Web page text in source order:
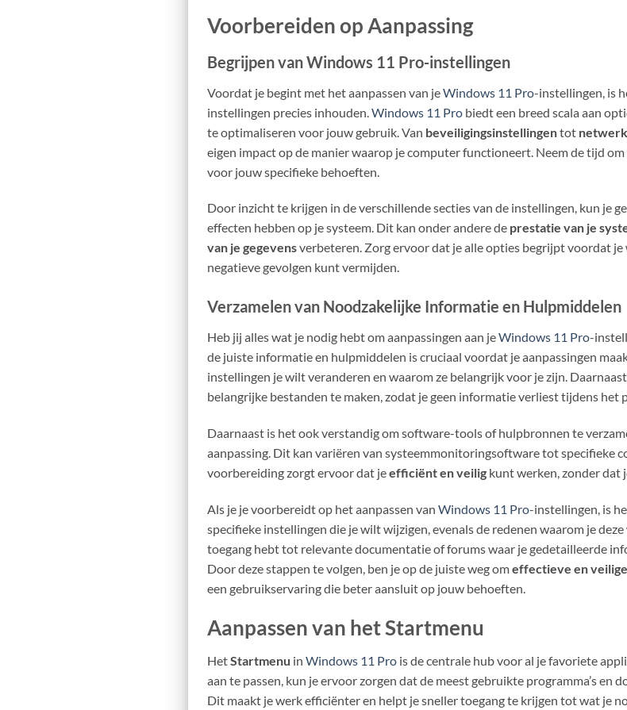
Voorbereiden op Aanpassing
Begrijpen van Windows 11 Pro-instellingen
Voordat je begint met het aanpassen van jeWindows 11 Pro-instellingen, is
instellingen precies inhouden. Windows 11 Pro biedt een breed scala aan
te optimaliseren voor jouw gebruik. Van beveiligingsinstellingentot
eigen impact op de manier waarop je computer functioneert. Neem de tijd
voor jouw specifieke behoeften.
Door inzicht te krijgen in de verschillende secties van de instellingen, kun je
effecten hebben op je systeem. Dit kan onder andere de prestatie van je
van je gegevensverbeteren. Zorg ervoor dat je alle opties begrijpt voordat
negatieve gevolgen kunt vermijden.
Verzamelen van Noodzakelijke Informatie en Hulpmiddelen
Heb jij alles wat je nodig hebt om aanpassingen aan jeWindows 11 Pro-
de juiste informatie en hulpmiddelen is cruciaal voordat je aanpassingen
instellingen je wilt veranderen en waarom ze belangrijk voor je zijn.
belangrijke bestanden te maken, zodat je geen informatie verliest tijdens het
Daarnaast is het ook verstandig om software-tools of hulpbronnen te
aanpassing. Dit kan variëren van systeemmonitoringsoftware tot specifieke
voorbereiding zorgt ervoor dat jeefficiënt en veilig kunt werken, zonder dat
Als je je voorbereidt op het aanpassen van Windows 11 Pro-instellingen, is
specifieke instellingen die je wilt wijzigen, evenals de redenen waarom je
toegang hebt tot relevante documentatie of forums waar je gedetailleerde
Door deze stappen te volgen, ben je op de juiste weg omeffectieve en
een gebruikservaring die beter aansluit op jouw behoeften.
Aanpassen van het Startmenu
HetStartmenu in Windows 11 Pro is de centrale hub voor al je favoriete
aan te passen, kun je ervoor zorgen dat de meest gebruikte programma’s en
Dit maakt je werk efficiënter en helpt je sneller toegang te krijgen tot wat je